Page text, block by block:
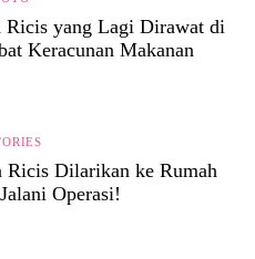
Ricis yang Lagi Dirawat di
Keracunan Makanan
Ricis Dilarikan ke Rumah
Operasi!